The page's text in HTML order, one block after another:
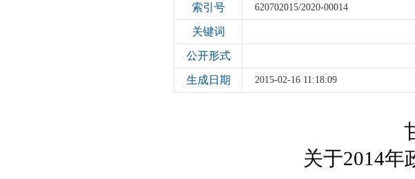
索引号 620702015/2020-00014
关键词
公开形式
生成日期 2015-02-16 11:18:09
关于2014年